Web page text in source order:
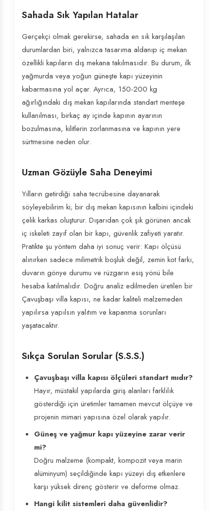
Sahada Sık Yapılan Hatalar
Gerçekçi olmak gerekirse, sahada en sık karşılaşılan
durumlardan biri, yalnızca tasarıma aldanıp iç mekan
özellikli kapıların dış mekana takılmasıdır. Bu durum, ilk
yağmurda veya yoğun güneşte kapı yüzeyinin
kabarmasına yol açar. Ayrıca, 150-200 kg
ağırlığındaki dış mekan kapılarında standart menteşe
kullanılması, birkaç ay içinde kapının ayarının
bozulmasına, kilitlerin zorlanmasına ve kapının yere
sürtmesine neden olur.
Uzman Gözüyle Saha Deneyimi
Yılların getirdiği saha tecrübesine dayanarak
söyleyebilirim ki; bir dış mekan kapısının kalbini içindeki
çelik karkas oluşturur. Dışarıdan çok şık görünen ancak
iç iskeleti zayıf olan bir kapı, güvenlik zafiyeti yaratır.
Pratikte şu yöntem daha iyi sonuç verir: Kapı ölçüsü
alınırken sadece milimetrik boşluk değil, zemin kot farkı,
duvarın gönye durumu ve rüzgarın esiş yönü bile
hesaba katılmalıdır. Doğru analiz edilmeden üretilen bir
Çavuşbaşı villa kapısı, ne kadar kaliteli malzemeden
yapılırsa yapılsın yalıtım ve kapanma sorunları
yaşatacaktır.
Sıkça Sorulan Sorular (S.S.S.)
Çavuşbaşı villa kapısı ölçüleri standart mıdır?
Hayır, müstakil yapılarda giriş alanları farklılık
gösterdiği için üretimler tamamen mevcut ölçüye ve
projenin mimari yapısına özel olarak yapılır.
Güneş ve yağmur kapı yüzeyine zarar verir
mi?
Doğru malzeme (kompakt, kompozit veya marin
alüminyum) seçildiğinde kapı yüzeyi dış etkenlere
karşı yüksek direnç gösterir ve deforme olmaz.
Hangi kilit sistemleri daha güvenlidir?